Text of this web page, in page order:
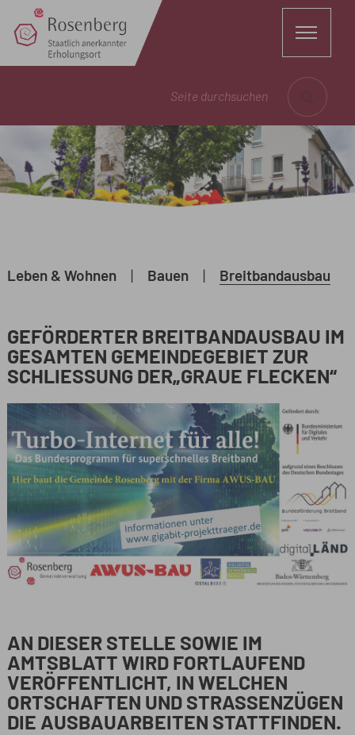
Seite durchsuchen
Leben & Wohnen Bauen Breitbandausbau
GEFÖRDERTER BREITBANDAUSBAU IM
GESAMTEN GEMEINDEGEBIET ZUR
SCHLIESSUNG DER„GRAUE FLECKEN“
AN DIESER STELLE SOWIE IM
AMTSBLATT WIRD FORTLAUFEND
VERÖFFENTLICHT, IN WELCHEN
ORTSCHAFTEN UND STRASSENZÜGEN D
IE AUSBAUARBEITEN STATTFINDEN.